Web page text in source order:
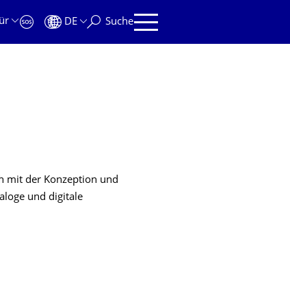
DE Suche
mit der Konzeption und
und digitale